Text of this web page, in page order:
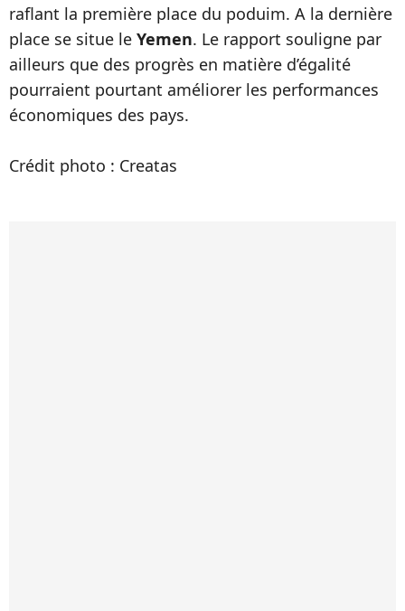
raflant la première place du poduim. A la dernière
place se situe le Yemen. Le rapport souligne par
ailleurs que des progrès en matière d’égalité
pourraient pourtant améliorer les performances
économiques des pays.
Crédit photo : Creatas